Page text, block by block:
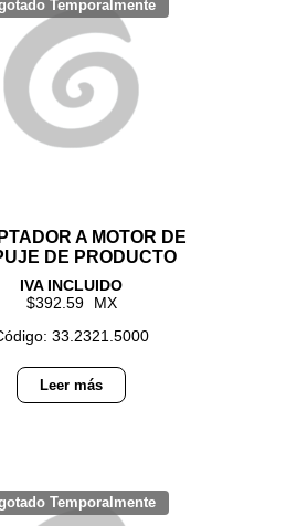
A MOTOR DE
DE PRODUCTO
392.59
33.2321.5000
Leer más